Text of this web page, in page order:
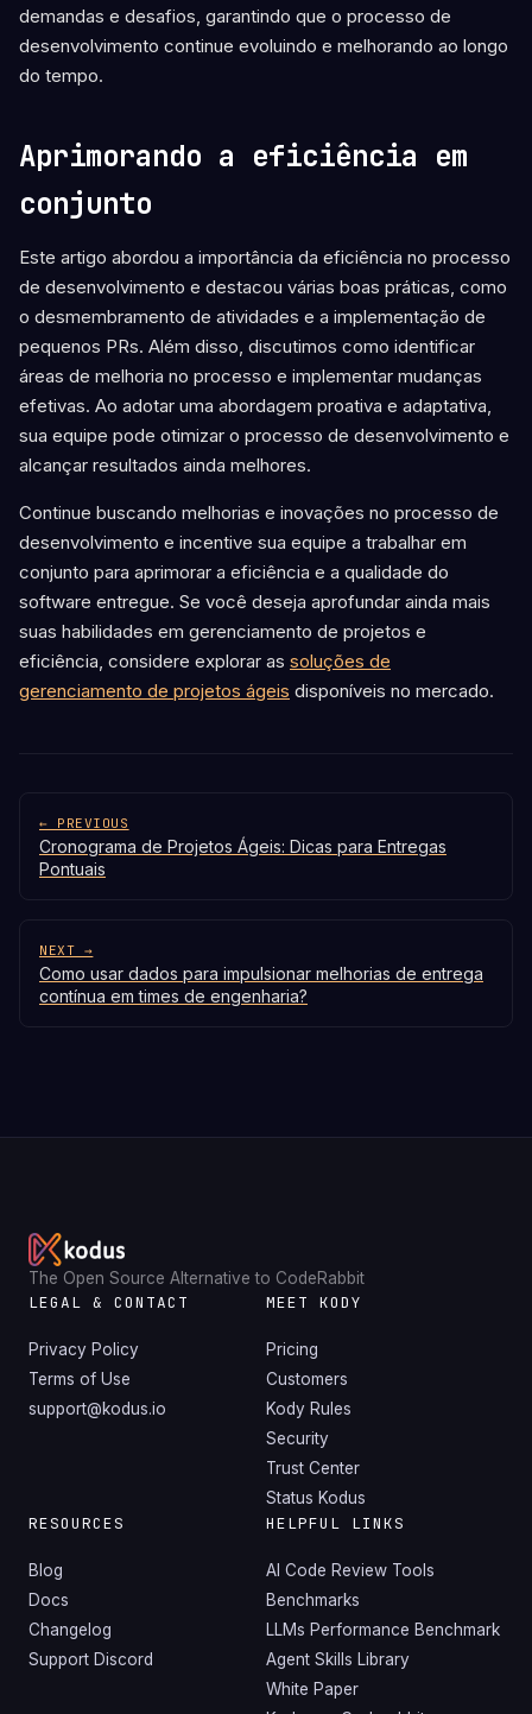
demandas e desafios, garantindo que o processo de
desenvolvimento continue evoluindo e melhorando ao longo
do tempo.
Aprimorando a eficiência em
conjunto
Este artigo abordou a importância da eficiência no processo
de desenvolvimento e destacou várias boas práticas, como
o desmembramento de atividades e a implementação de
pequenos PRs. Além disso, discutimos como identificar
áreas de melhoria no processo e implementar mudanças
efetivas. Ao adotar uma abordagem proativa e adaptativa,
sua equipe pode otimizar o processo de desenvolvimento e
alcançar resultados ainda melhores.
Continue buscando melhorias e inovações no processo de
desenvolvimento e incentive sua equipe a trabalhar em
conjunto para aprimorar a eficiência e a qualidade do
software entregue. Se você deseja aprofundar ainda mais
suas habilidades em gerenciamento de projetos e
eficiência, considere explorar as soluções de
gerenciamento de projetos ágeis disponíveis no mercado.
← PREVIOUS
Cronograma de Projetos Ágeis: Dicas para Entregas
Pontuais
NEXT →
Como usar dados para impulsionar melhorias de entrega
contínua em times de engenharia?
The Open Source Alternative to CodeRabbit
LEGAL & CONTACT
Privacy Policy
Terms of Use
support@kodus.io
MEET KODY
Pricing
Customers
Kody Rules
Security
Trust Center
Status Kodus
RESOURCES
Blog
Docs
Changelog
Support Discord
HELPFUL LINKS
AI Code Review Tools
Benchmarks
LLMs Performance Benchmark
Agent Skills Library
White Paper